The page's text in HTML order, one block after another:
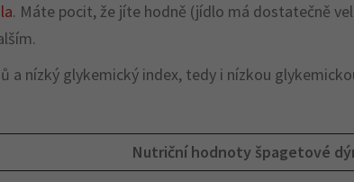
. Máte pocit, že jíte hodně (jídlo má dostatečně
a nízký glykemický index, tedy i nízkou
Nutriční hodnoty špagetové